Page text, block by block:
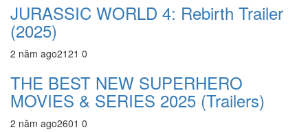
JURASSIC WORLD 4: Rebirth Trailer
(2025)
2 năm ago2121 0
THE BEST NEW SUPERHERO
MOVIES & SERIES 2025 (Trailers)
2 năm ago2601 0